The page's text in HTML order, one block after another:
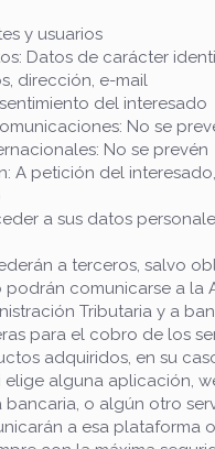
y usuarios
Datos de carácter
dirección, e-mail
del interesado
No se
No se prevén
A petición del
a sus datos
a terceros, salvo
podrán comunicarse a la
Tributaria y a
para el cobro de los
adquiridos, en su
alguna aplicación,
bancaria, o algún otro
a esa plataforma